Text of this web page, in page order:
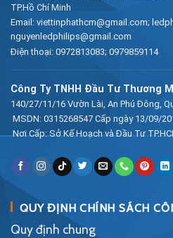
TP.Hồ Chí Minh
Email: viettinphathcm@gmail.com;
nguyenledphilips@gmail.com
Điện thoại: 0972813083; 0979859114
Công Ty TNHH Đầu Tư Thương
140/27/11/16 Vườn Lài, An Phú Đông,
MSDN: 0315268547 Cấp ngày 13/09/
Nơi Cấp: Sở Kế Hoạch và Đầu Tư
QUY ĐỊNH CHÍNH SÁCH
Quy định chung